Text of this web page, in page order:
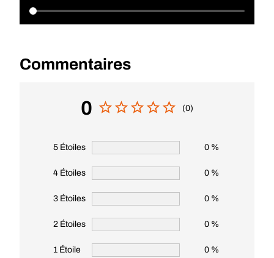
Commentaires
0 (0)
5 Étoiles 0 %
4 Étoiles 0 %
3 Étoiles 0 %
2 Étoiles 0 %
1 Étoile 0 %